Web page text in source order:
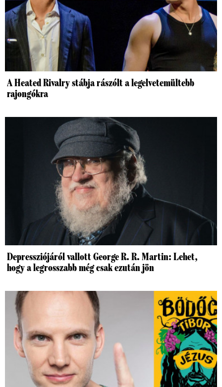
A Heated Rivalry stábja rászólt a legelvetemültebb
rajongókra
Depressziójáról vallott George R. R. Martin: Lehet,
hogy a legrosszabb még csak ezután jön